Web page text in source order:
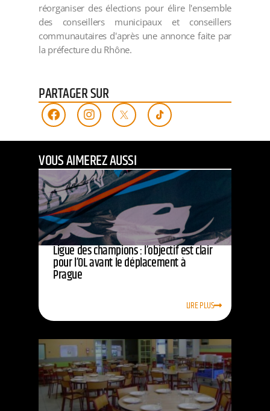
réorganiser des élections pour élire l'ensemble
des conseillers municipaux et conseillers
communautaires d'après une annonce faite par
la préfecture du Rhône.
PARTAGER SUR
VOUS AIMEREZ AUSSI
Ligue des champions : l’objectif est clair
pour l’OL avant le déplacement à
Prague
LIRE PLUS